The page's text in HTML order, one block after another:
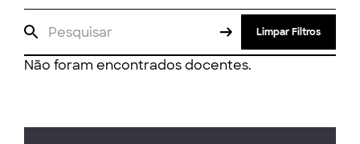
Limpar Filtros
Não foram encontrados docentes.